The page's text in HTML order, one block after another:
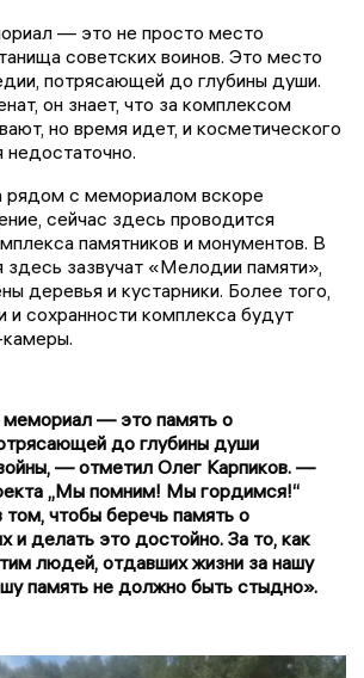
— это не просто место
советских воинов. Это место
потрясающей до глубины души.
он знает, что за комплексом
но время идет, и косметического
недостаточно.
рядом с мемориалом вскоре
сейчас здесь проводится
памятников и монументов. В
зазвучат «Мелодии памяти»,
деревья и кустарники. Более того,
и сохранности комплекса будут
мемориал — это память о
до глубины души
— отметил Олег Карпиков. —
„Мы помним! Мы гордимся!“
том, чтобы беречь память о
и делать это достойно. За то, как
людей, отдавших жизни за нашу
память не должно быть стыдно».